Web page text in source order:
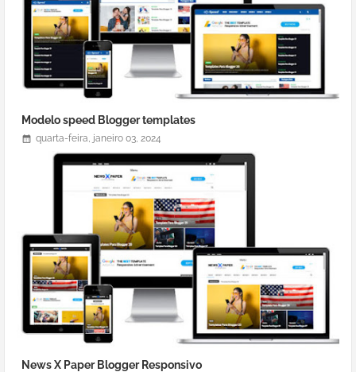
Modelo speed Blogger templates
quarta-feira, janeiro 03, 2024
News X Paper Blogger Responsivo